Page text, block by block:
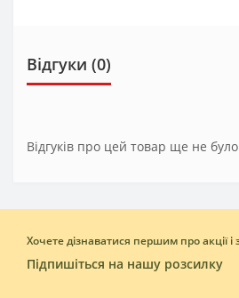
Відгуки (0)
Відгуків про цей товар ще не
Хочете дізнаватися першим про акції
Підпишіться на нашу розсилку